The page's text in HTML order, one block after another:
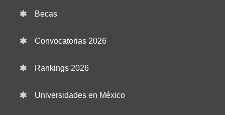
Becas
Convocatorias 2026
Rankings 2026
Universidades en México